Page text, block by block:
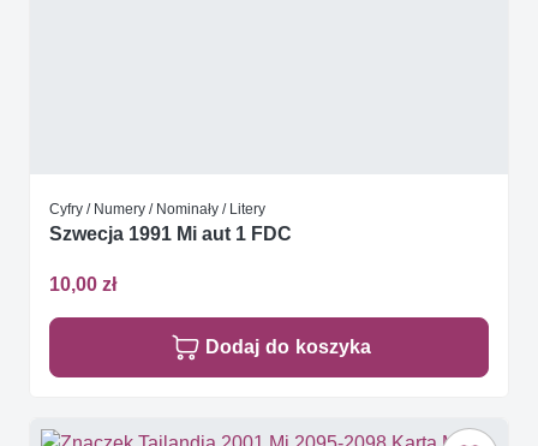
Cyfry / Numery / Nominały / Litery
Szwecja 1991 Mi aut 1 FDC
10,00 zł
Dodaj do koszyka